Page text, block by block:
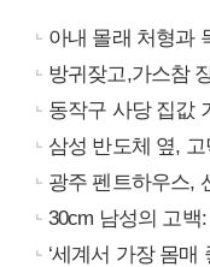
아내 몰래 처형과
방귀잦고,가스참
동작구 사당 집값
삼성 반도체 옆,
광주 펜트하우스,
30cm 남성의 고백
‘세계서 가장 몸매